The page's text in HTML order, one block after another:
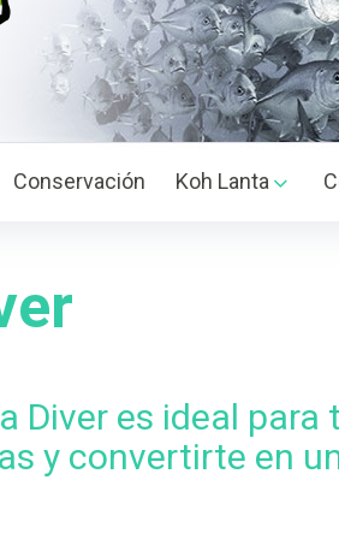
Conservación Koh Lanta
Diver es ideal para
y convertirte en